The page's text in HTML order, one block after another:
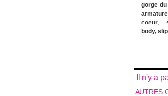
gorge
coeur,
body,
Il n'y a
AUTRES